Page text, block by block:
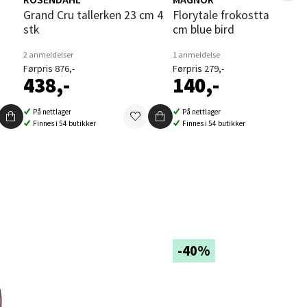
Grand Cru tallerken 23 cm 4
stk
2 anmeldelser
Førpris 876,-
438,-
På nettlager
Finnes i 54 butikker
Florytale frokosttallerken 21
cm blue bird
1 anmeldelse
Førpris 279,-
140,-
På nettlager
Finnes i 54 butikker
-40%